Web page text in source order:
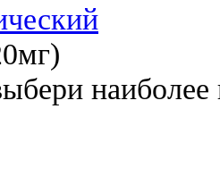
наиболее